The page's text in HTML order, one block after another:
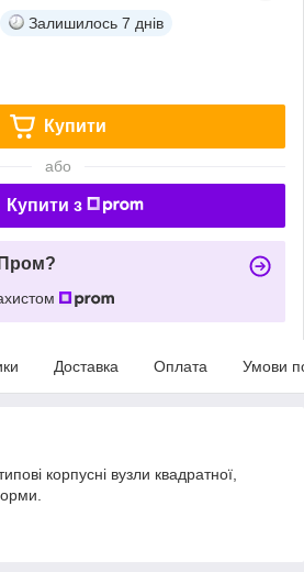
Залишилось 7 днів
Купити
або
Купити з
Доставка Оплата Умови
корпусні вузли квадратної,